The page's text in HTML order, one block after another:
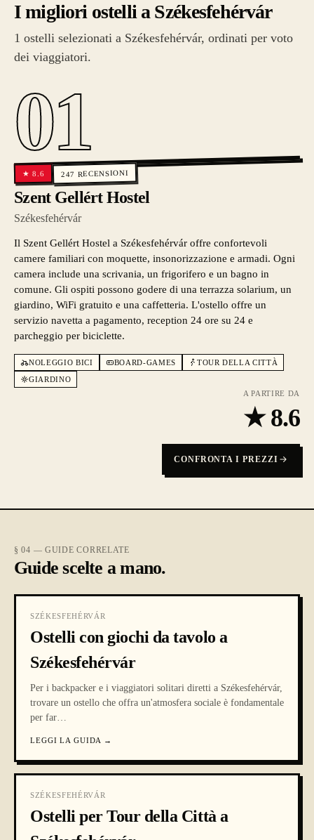
I migliori ostelli a Székesfehérvár
1 ostelli selezionati a Székesfehérvár, ordinati per voto
dei viaggiatori.
01
★8.6 247 RECENSIONI
Szent Gellért Hostel
Székesfehérvár
Il Szent Gellért Hostel a Székesfehérvár offre confortevoli
camere familiari con moquette, insonorizzazione e armadi. Ogni
camera include una scrivania, un frigorifero e un bagno in
comune. Gli ospiti possono godere di una terrazza solarium, un
giardino, WiFi gratuito e una caffetteria. L'ostello offre un
servizio navetta a pagamento, reception 24 ore su 24 e
parcheggio per biciclette.
NOLEGGIO BICI BOARD-GAMES
TOUR DELLA CITTÀ
GIARDINO
A PARTIRE DA
★8.6
CONFRONTA I PREZZI
§ 04 — GUIDE CORRELATE
Guide scelte a mano.
SZÉKESFEHÉRVÁR
Ostelli con giochi da tavolo a
Székesfehérvár
Per i backpacker e i viaggiatori solitari diretti a Székesfehérvár,
trovare un ostello che offra un'atmosfera sociale è fondamentale
per far…
LEGGI LA GUIDA →
SZÉKESFEHÉRVÁR
Ostelli per Tour della Città a